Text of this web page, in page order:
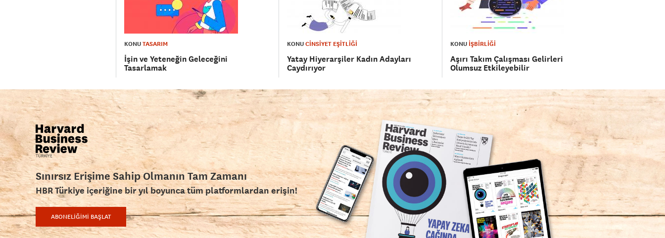
KONUTASARIM
İşin ve Yeteneğin Geleceğini
Tasarlamak
KONUCİNSİYET EŞİTLİĞİ
Yatay Hiyerarşiler Kadın Adayları
Caydırıyor
KONU İŞBİRLİĞİ
Aşırı Takım Çalışması Gelirleri
Olumsuz Etkileyebilir
Sınırsız Erişime Sahip Olmanın Tam Zamanı
HBR Türkiye içeriğine bir yıl boyunca tüm platformlardan erişin!
ABONELİĞİMİ BAŞLAT